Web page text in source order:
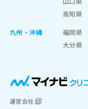
高知県
九州・沖縄
福岡県
大分県
運営会社